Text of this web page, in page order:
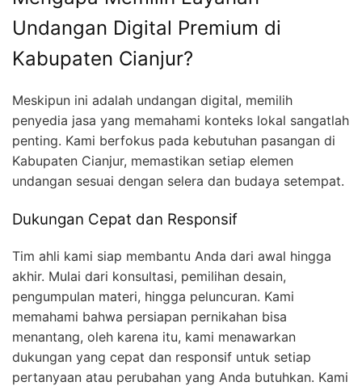
Undangan Digital Premium di
Kabupaten Cianjur?
Meskipun ini adalah undangan digital, memilih
penyedia jasa yang memahami konteks lokal sangatlah
penting. Kami berfokus pada kebutuhan pasangan di
Kabupaten Cianjur, memastikan setiap elemen
undangan sesuai dengan selera dan budaya setempat.
Dukungan Cepat dan Responsif
Tim ahli kami siap membantu Anda dari awal hingga
akhir. Mulai dari konsultasi, pemilihan desain,
pengumpulan materi, hingga peluncuran. Kami
memahami bahwa persiapan pernikahan bisa
menantang, oleh karena itu, kami menawarkan
dukungan yang cepat dan responsif untuk setiap
pertanyaan atau perubahan yang Anda butuhkan. Kami